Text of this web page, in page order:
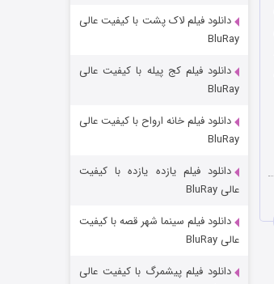
خاندان اژدها فصل ۳
دانلود فیلم لاک پشت با کیفیت عالی
BluRay
دانلود فیلم کج‌ پیله با کیفیت عالی
BluRay
دانلود فیلم خانه ارواح با کیفیت عالی
BluRay
دانلود فیلم یازده یازده با کیفیت
عالی BluRay
دانلود فیلم سینما شهر قصه با کیفیت
عالی BluRay
دانلود فیلم پیشمرگ با کیفیت عالی